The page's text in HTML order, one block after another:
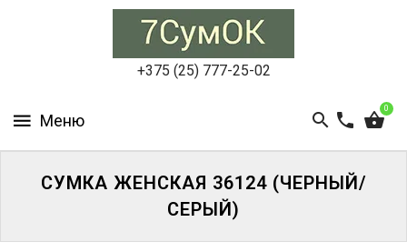
+375 (25) 777-25-02
0
МУЖСКИЕ
СУМКА ЖЕНСКАЯ 36124 (ЧЕРНЫЙ/
СЕРЫЙ)